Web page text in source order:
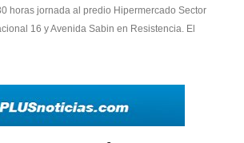
horas jornada al predio Hipermercado Sector
16 y Avenida Sabin en Resistencia. El